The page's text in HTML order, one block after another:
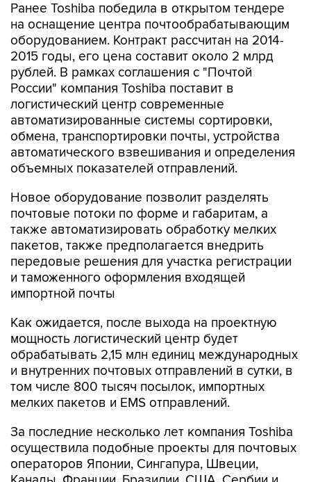
Ранее Toshiba победила в открытом тендере
на оснащение центра почтообрабатывающим
оборудованием. Контракт рассчитан на 2014-
2015 годы, его цена составит около 2 млрд
рублей. В рамках соглашения с "Почтой
России" компания Toshiba поставит в
логистический центр современные
автоматизированные системы сортировки,
обмена, транспортировки почты, устройства
автоматического взвешивания и определения
объемных показателей отправлений.
Новое оборудование позволит разделять
почтовые потоки по форме и габаритам, а
также автоматизировать обработку мелких
пакетов, также предполагается внедрить
передовые решения для участка регистрации
и таможенного оформления входящей
импортной почты
Как ожидается, после выхода на проектную
мощность логистический центр будет
обрабатывать 2,15 млн единиц международных
и внутренних почтовых отправлений в сутки, в
том числе 800 тысяч посылок, импортных
мелких пакетов и EMS отправлений.
За последние несколько лет компания Toshiba
осуществила подобные проекты для почтовых
операторов Японии, Сингапура, Швеции,